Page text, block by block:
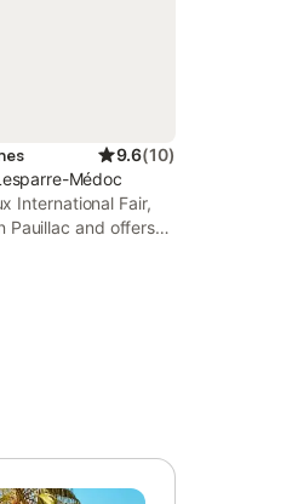
9.6(10)
Médoc
International Fair,
Pauillac and offers
property has